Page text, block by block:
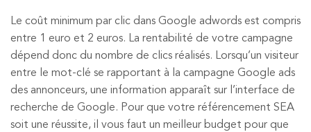
Le coût minimum par clic dans Google adwords est compris
entre 1 euro et 2 euros. La rentabilité de votre campagne
dépend donc du nombre de clics réalisés. Lorsqu’un visiteur
entre le mot-clé se rapportant à la campagne Google ads
des annonceurs, une information apparaît sur l’interface de
recherche de Google. Pour que votre référencement SEA
soit une réussite, il vous faut un meilleur budget pour que